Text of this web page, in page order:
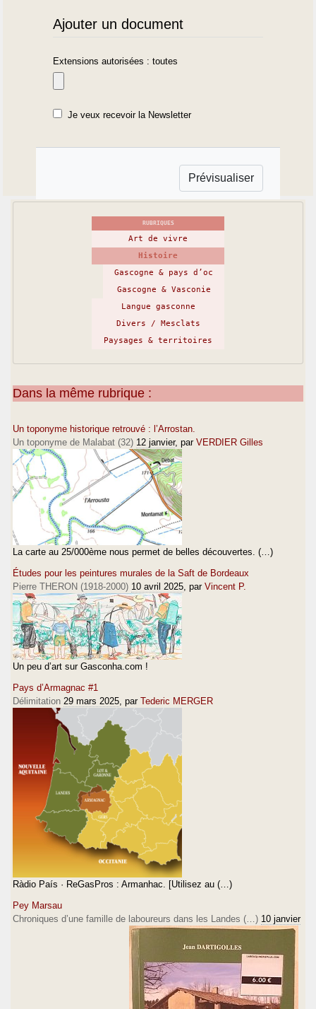
Ajouter un document
Extensions autorisées : toutes
Je veux recevoir la Newsletter
RUBRIQUES
Art de vivre
Histoire
Gascogne & pays d’oc
Gascogne & Vasconie
Langue gasconne
Divers / Mesclats
Paysages & territoires
Dans la même rubrique :
Un toponyme historique retrouvé : l’Arrostan.
Un toponyme de Malabat (32) 12 janvier, par VERDIER Gilles
La carte au 25/000ème nous permet de belles découvertes. (…)
Études pour les peintures murales de la Saft de Bordeaux
Pierre THERON (1918-2000) 10 avril 2025 , par Vincent P.
Un peu d’art sur Gasconha.com !
Pays d’Armagnac #1
Délimitation 29 mars 2025 , par Tederic MERGER
Ràdio País · ReGasPros : Armanhac. [Utilisez au (…)
Pey Marsau
Chroniques d’une famille de laboureurs dans les Landes (…) 10 janvier